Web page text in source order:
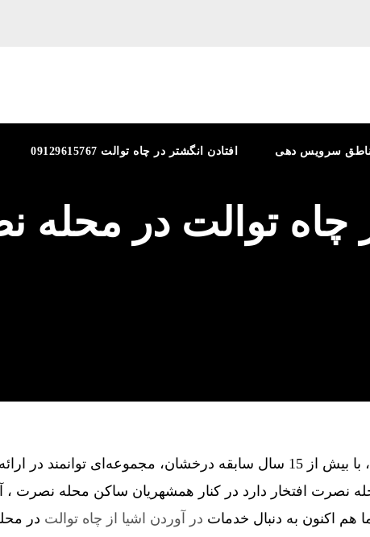
افتادن انگشتر در چاه توالت 09129615767 سرویس دهی
چاه توالت در
گروه فنی آذین گستر آچاگ ، با بیش از 15 سال سابقه درخشان، مجموعه‌ای
نصرت افتخار دارد در کنار همشهریان ساکن محله نصرت ،
اکنون به دنبال خدمات در آوردن اشیا از چاه توالت در